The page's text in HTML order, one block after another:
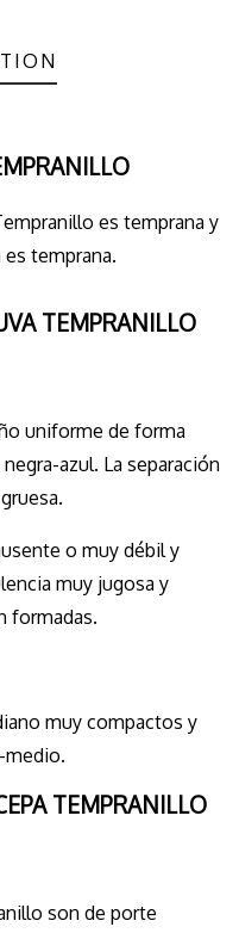
es temprana y
temprana.
TEMPRANILLO
uniforme de forma
azul. La separación
o muy débil y
muy jugosa y
formadas.
muy compactos y
TEMPRANILLO
son de porte